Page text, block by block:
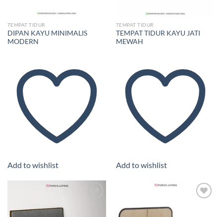
TEMPAT TIDUR
DIPAN KAYU MINIMALIS
MODERN
Add to wishlist
TEMPAT TIDUR
TEMPAT TIDUR KAYU JATI
MEWAH
Add to wishlist